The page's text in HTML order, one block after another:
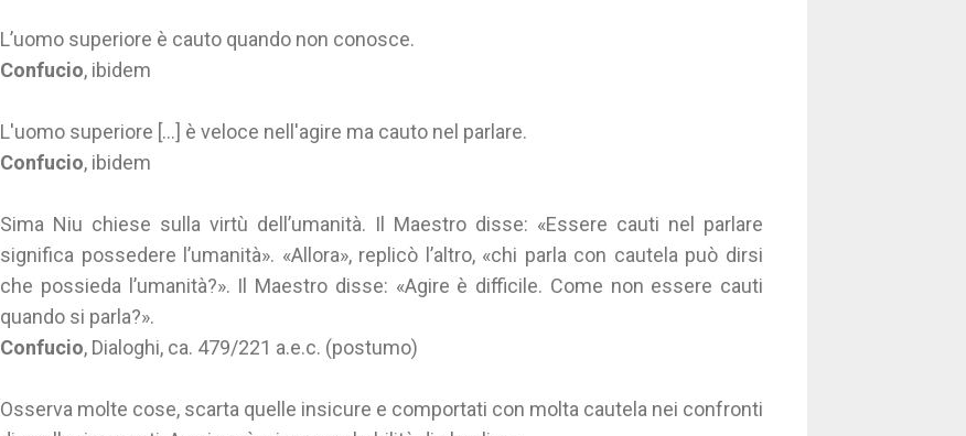
L’uomo superiore è cauto quando non conosce.
Confucio, ibidem
L'uomo superiore [...] è veloce nell'agire ma cauto nel parlare.
Confucio, ibidem
Sima Niu chiese sulla virtù dell’umanità. Il Maestro disse: «Essere cauti nel parlare
significa possedere l’umanità». «Allora», replicò l’altro, «chi parla con cautela può dirsi
che possieda l’umanità?». Il Maestro disse: «Agire è difficile. Come non essere cauti
quando si parla?».
Confucio, Dialoghi, ca. 479/221 a.e.c. (postumo)
Osserva molte cose, scarta quelle insicure e comportati con molta cautela nei confronti